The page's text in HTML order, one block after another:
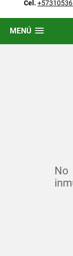
Cel.
MENÚ